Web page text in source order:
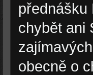
přednášku
chybět ani
obecně o